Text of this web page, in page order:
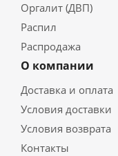
Оргалит (ДВП)
Распил
Распродажа
О компании
Доставка и оплата
Условия доставки
Условия возврата
Контакты